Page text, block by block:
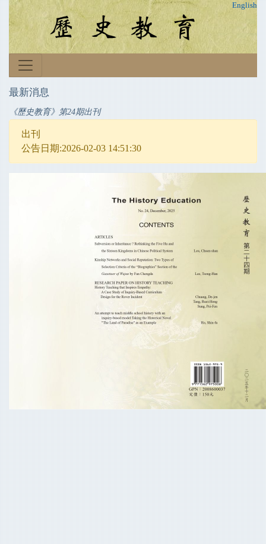
English
最新消息
《歷史教育》第24期出刊
出刊
公告日期:2026-02-03 14:51:30